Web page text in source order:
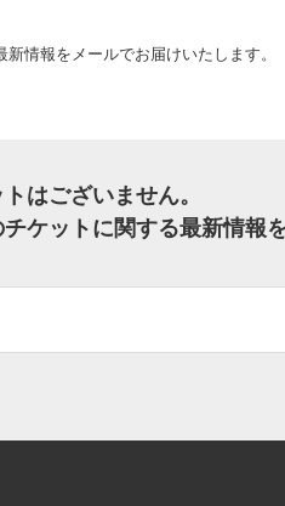
情報をメールでお届けいたします。
はございません。
ケットに関する最新情報